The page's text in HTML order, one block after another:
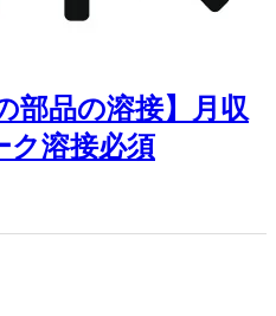
部品の溶接】月収
ク溶接必須